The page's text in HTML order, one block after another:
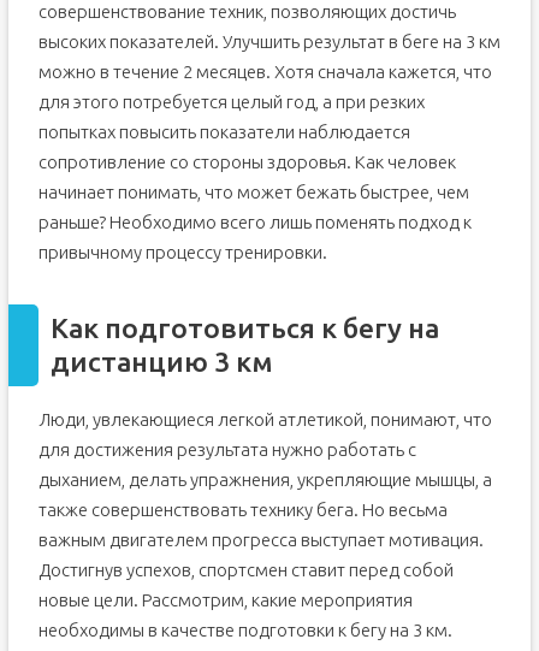
Тактика бега на 3 км
Упражнения для улучшения результата
Среди женщин
Как научиться бегать быстро с нуля
Как правильно питаться, чтобы быстро бегать на длинные
Программы тренировок для бега на 3 км
Программа 3 км за 15 минут
Программа 3 км за 12 минут
Программа 3 км за 11 минут
Как новичку научиться быстро бегать
Подбор правильного питания для бега
Как правильно повышать выносливость тела
Программы для трехкилометрового забега
Как пробежать трехкилометровую дистанцию за 15
минут
совершенствование техник, позволяющих достичь
высоких показателей. Улучшить результат в беге на 3 км
можно в течение 2 месяцев. Хотя сначала кажется, что
для этого потребуется целый год, а при резких
попытках повысить показатели наблюдается
сопротивление со стороны здоровья. Как человек
начинает понимать, что может бежать быстрее, чем
раньше? Необходимо всего лишь поменять подход к
привычному процессу тренировки.
Как подготовиться к бегу на
дистанцию 3 км
Люди, увлекающиеся легкой атлетикой, понимают, что
для достижения результата нужно работать с
дыханием, делать упражнения, укрепляющие мышцы, а
также совершенствовать технику бега. Но весьма
важным двигателем прогресса выступает мотивация.
Достигнув успехов, спортсмен ставит перед собой
новые цели. Рассмотрим, какие мероприятия
необходимы в качестве подготовки к бегу на 3 км.